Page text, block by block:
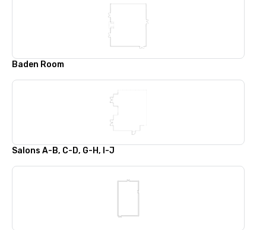
Baden Room
Salons A-B, C-D, G-H, I-J